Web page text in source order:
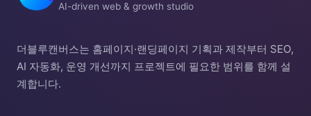
AI-driven web & growth studio
더블루캔버스는 홈페이지·랜딩페이지 기획과 제작부터 SEO,
AI 자동화, 운영 개선까지 프로젝트에 필요한 범위를 함께 설
계합니다.